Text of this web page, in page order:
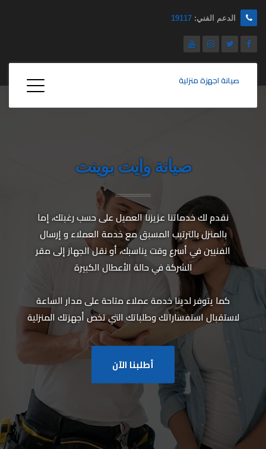
الدعم الفني: 19117
صيانة اجهزة منزلية
صيانة وايت بوينت
نقدم لك خدماتنا عزيزنا العميل على حسب رغبتك، إما
بالمنزل بالترتيب المسبق مع خدمة العملاء و إرسال
الفنيين في أسرع وقت يناسبك، أو نقل الجهاز إلى مقر
الشركة في حالة الأعطال الكبيرة
كما يتوفر لدينا خدمة عملاء متاحة على مدار الساعة
لاستقبال استفساراتك وطلباتك التي تخص أجهزتك المنزلية
أطلبنا الآن